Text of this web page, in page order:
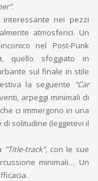
.
nei pezzi
atmosferici. Un
nel Post-Punk
, quello sfoggiato in
sul finale in stile
la seguente "Car
arpeggi minimali di
ci immergono in una
solitudine (leggetevi il
"Title-track", con le sue
minimali… Un